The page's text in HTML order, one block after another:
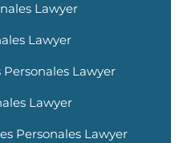
Lawyer
Lawyer
Lawyer
Lawyer
Personales Lawyer